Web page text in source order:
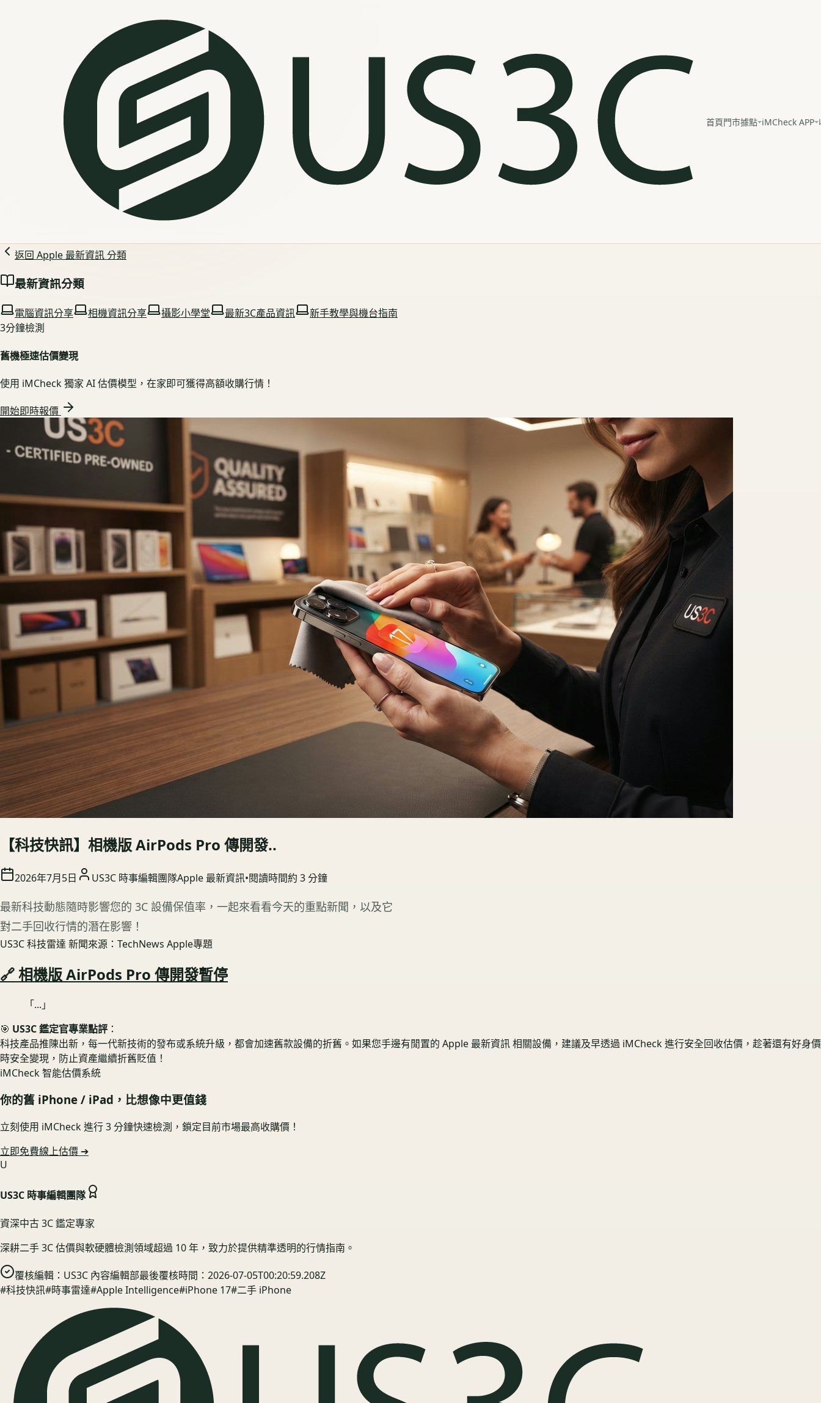
首頁門市據點 iMCheck APP
返回 Apple 最新資訊分類
最新資訊分類
電腦資訊分享 相機資訊分享 攝影小學堂 最新3C產品資訊
新手教學與機台指南
3分鐘檢測
舊機極速估價變現
使用 iMCheck 獨家 AI 估價模型，在家即可獲得高額收購行情！
開始即時報價
【科技快訊】相機版 AirPods Pro 傳開發..
2026年7月5日 US3C 時事編輯團隊Apple 最新資訊•閱讀時間約 3分鐘
最新科技動態隨時影響您的 3C 設備保值率，一起來看看今天的重點新聞，以及它
對二手回收行情的潛在影響！
US3C 科技雷達 新聞來源：TechNews Apple專題
🔗 相機版 AirPods Pro 傳開發暫停
「...」
🎯 US3C 鑑定官專業點評 ：
科技產品推陳出新，每一代新技術的發布或系統升級，都會加速舊款設備的折舊。如果您手邊有閒置的 Apple 最新資訊 相關設備，建議及早透過 iMCheck 進行安全回收估價，趁著還有好身價
時安全變現，防止資產繼續折舊貶值！
iMCheck 智能估價系統
你的舊 iPhone / iPad ，比想像中更值錢
立刻使用 iMCheck 進行 3 分鐘快速檢測，鎖定目前市場最高收購價！
立即免費線上估價 ➔
U
US3C 時事編輯團隊
資深中古 3C 鑑定專家
深耕二手 3C 估價與軟硬體檢測領域超過 10 年，致力於提供精準透明的行情指南。
覆核編輯： US3C 內容編輯部最後覆核時間： 2026-07-05T00:20:59.208Z
#科技快訊#時事雷達#Apple Intelligence#iPhone 17#二手 iPhone